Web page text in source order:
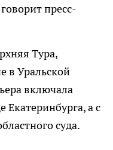
пресс-
Тура,
в Уральской
включала
Екатеринбурга, а с
суда.